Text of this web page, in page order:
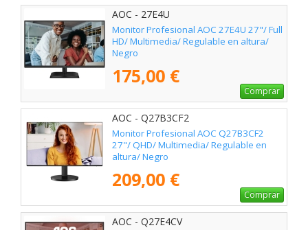
AOC - 27E4U
Monitor Profesional AOC 27E4U 27"/ Full
HD/ Multimedia/ Regulable en altura/
Negro
175,00 €
Comprar
AOC - Q27B3CF2
Monitor Profesional AOC Q27B3CF2
27"/ QHD/ Multimedia/ Regulable en
altura/ Negro
209,00 €
Comprar
AOC - Q27E4CV